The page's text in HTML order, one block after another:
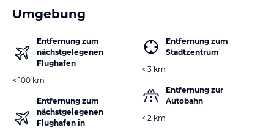
Umgebung
Entfernung zum
nächstgelegenen
Flughafen
< 100 km
Entfernung zum
nächstgelegenen
Flughafen in
Entfernung zum
Stadtzentrum
< 3 km
Entfernung zur
Autobahn
< 2 km